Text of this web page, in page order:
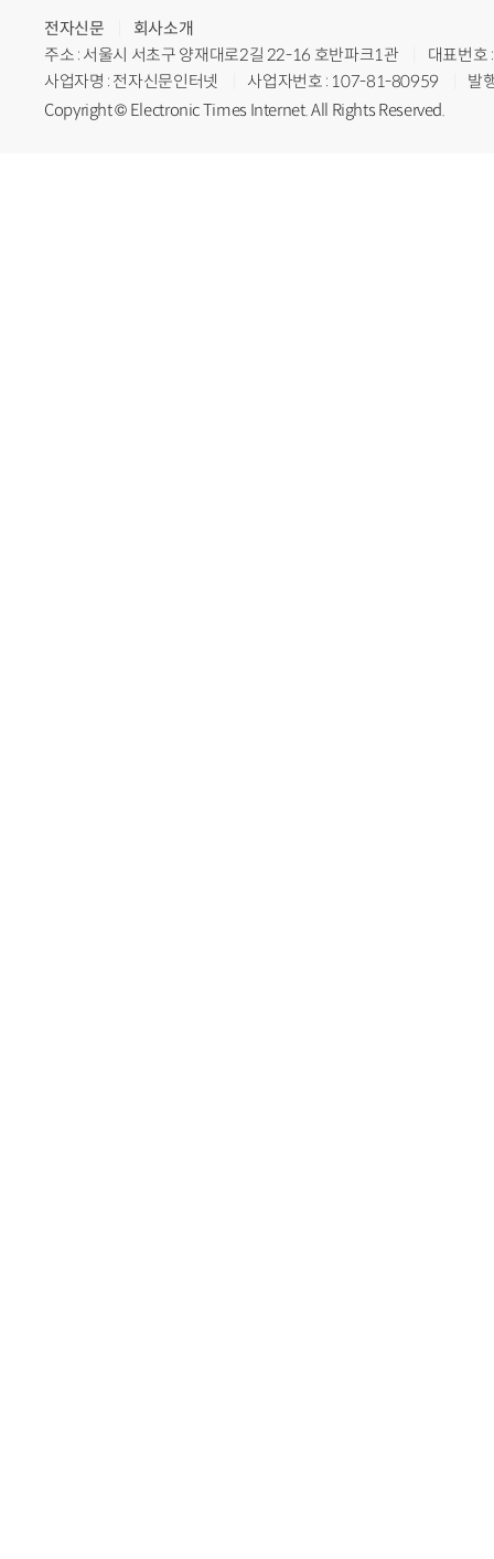
전자신문
회사소개
주소 : 서울시 서초구 양재대로2길 22-16 호반파크1관
대표번
사업자명 : 전자신문인터넷
사업자번호 : 107-81-80959
발
Copyright © Electronic Times Internet. All Rights Reserved.